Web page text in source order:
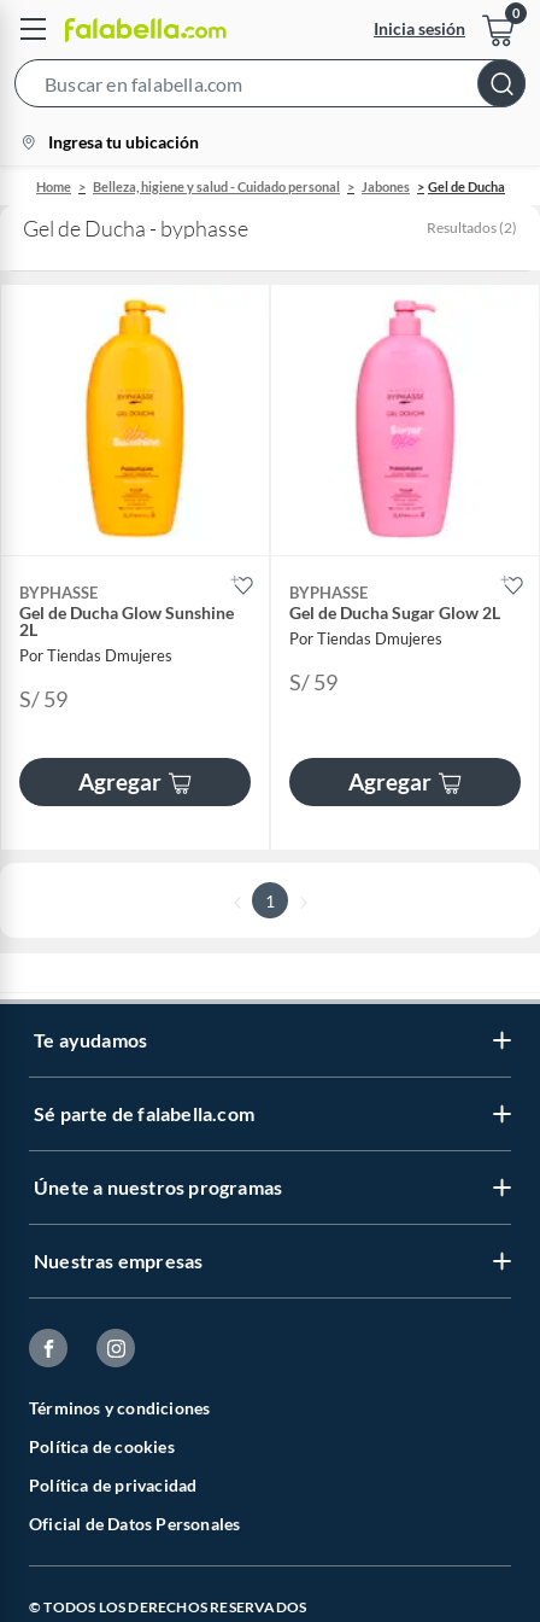
Inicia sesión
Bar
location-
icon
Ingresa tu ubicación
Home Belleza, higiene y salud - Cuidado personal Jabones Gel de Ducha
Gel de Ducha - byphasse Resultados (2)
BYPHASSE
Gel de Ducha Glow Sunshine
2L
Por Tiendas Dmujeres
S/ 59
Agregar
BYPHASSE
Gel de Ducha Sugar Glow 2L
Por Tiendas Dmujeres
S/ 59
Agregar
1
Te ayudamos
Sé parte de falabella.com
Únete a nuestros programas
Nuestras empresas
Términos y condiciones
Política de cookies
Política de privacidad
Oficial de Datos Personales
© TODOS LOS DERECHOS RESERVADOS